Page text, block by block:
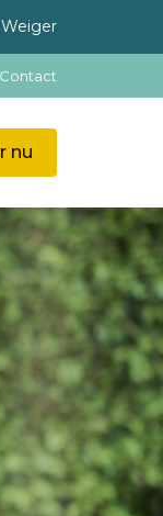
Weiger
nu
Contact
Zoeken